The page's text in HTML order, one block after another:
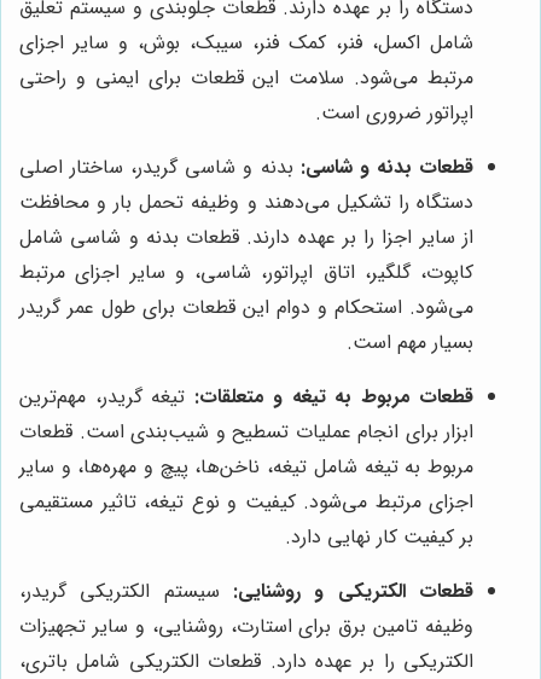
دستگاه را بر عهده دارند. قطعات جلوبندی و سیستم تعلیق
شامل اکسل، فنر، کمک فنر، سیبک، بوش، و سایر اجزای
مرتبط می‌شود. سلامت این قطعات برای ایمنی و راحتی
اپراتور ضروری است.
قطعات بدنه و شاسی: بدنه و شاسی گریدر، ساختار اصلی
دستگاه را تشکیل می‌دهند و وظیفه تحمل بار و محافظت
از سایر اجزا را بر عهده دارند. قطعات بدنه و شاسی شامل
کاپوت، گلگیر، اتاق اپراتور، شاسی، و سایر اجزای مرتبط
می‌شود. استحکام و دوام این قطعات برای طول عمر گریدر
بسیار مهم است.
قطعات مربوط به تیغه و متعلقات: تیغه گریدر، مهم‌ترین
ابزار برای انجام عملیات تسطیح و شیب‌بندی است. قطعات
مربوط به تیغه شامل تیغه، ناخن‌ها، پیچ و مهره‌ها، و سایر
اجزای مرتبط می‌شود. کیفیت و نوع تیغه، تاثیر مستقیمی
بر کیفیت کار نهایی دارد.
قطعات الکتریکی و روشنایی: سیستم الکتریکی گریدر،
وظیفه تامین برق برای استارت، روشنایی، و سایر تجهیزات
الکتریکی را بر عهده دارد. قطعات الکتریکی شامل باتری،